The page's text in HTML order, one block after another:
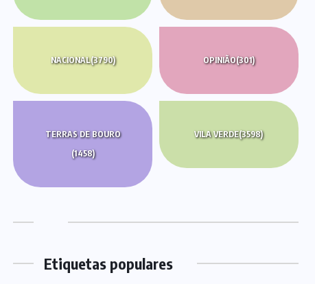
NACIONAL(3790) OPINIÃO(301)
TERRAS DE BOURO
(1458)
VILA VERDE(3598)
Etiquetas populares